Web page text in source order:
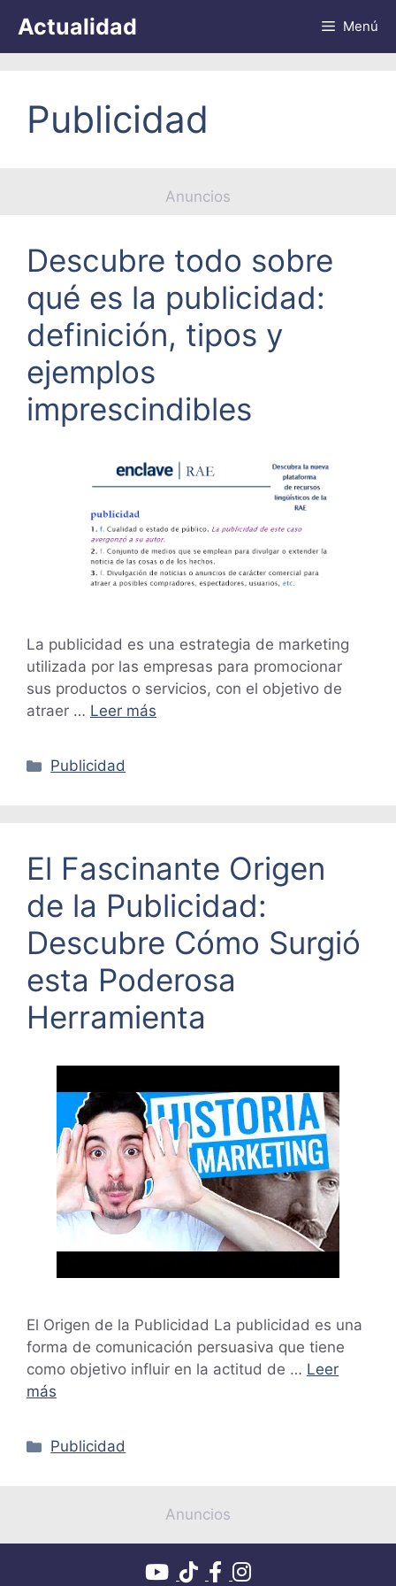
contenido
Actualidad Menú
Publicidad
Anuncios
Descubre todo sobre
qué es la publicidad:
definición, tipos y
ejemplos
imprescindibles
La publicidad es una estrategia de marketing
utilizada por las empresas para promocionar
sus productos o servicios, con el objetivo de
atraer … Leer más
Categorías
Publicidad
El Fascinante Origen
de la Publicidad:
Descubre Cómo Surgió
esta Poderosa
Herramienta
El Origen de la Publicidad La publicidad es una
forma de comunicación persuasiva que tiene
como objetivo influir en la actitud de … Leer
más
Categorías
Publicidad
Anuncios